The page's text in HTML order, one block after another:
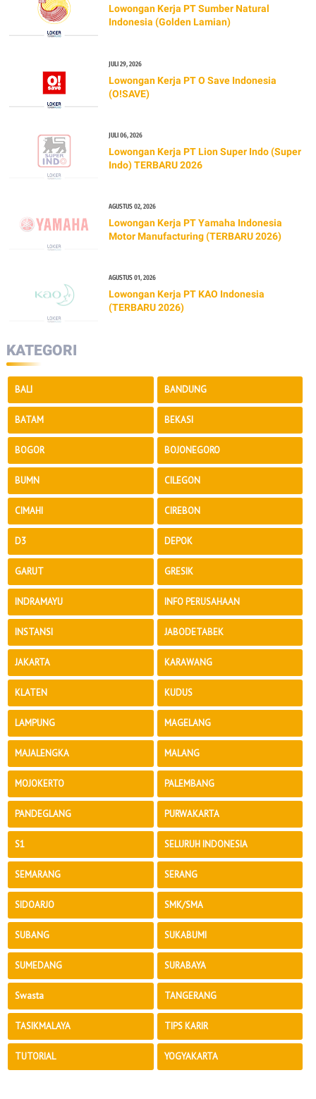
Lowongan Kerja PT Sumber Natural
Indonesia (Golden Lamian)
JULI 29, 2026
Lowongan Kerja PT O Save Indonesia
(O!SAVE)
JULI 06, 2026
Lowongan Kerja PT Lion Super Indo (Super
Indo) TERBARU 2026
AGUSTUS 02, 2026
Lowongan Kerja PT Yamaha Indonesia
Motor Manufacturing (TERBARU 2026)
AGUSTUS 01, 2026
Lowongan Kerja PT KAO Indonesia
(TERBARU 2026)
KATEGORI
BALI BANDUNG
BATAM BEKASI
BOGOR BOJONEGORO
BUMN CILEGON
CIMAHI CIREBON
D3 DEPOK
GARUT GRESIK
INDRAMAYU INFO PERUSAHAAN
INSTANSI JABODETABEK
JAKARTA KARAWANG
KLATEN KUDUS
LAMPUNG MAGELANG
MAJALENGKA MALANG
MOJOKERTO PALEMBANG
PANDEGLANG PURWAKARTA
S1 SELURUH INDONESIA
SEMARANG SERANG
SIDOARJO SMK/SMA
SUBANG SUKABUMI
SUMEDANG SURABAYA
Swasta TANGERANG
TASIKMALAYA TIPS KARIR
TUTORIAL YOGYAKARTA